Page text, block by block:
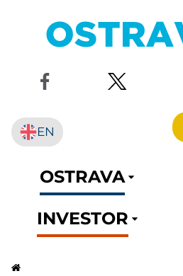
EN
OSTRAVA
INVESTOR